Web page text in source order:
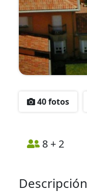
40 fotos
8 + 2
Descripción